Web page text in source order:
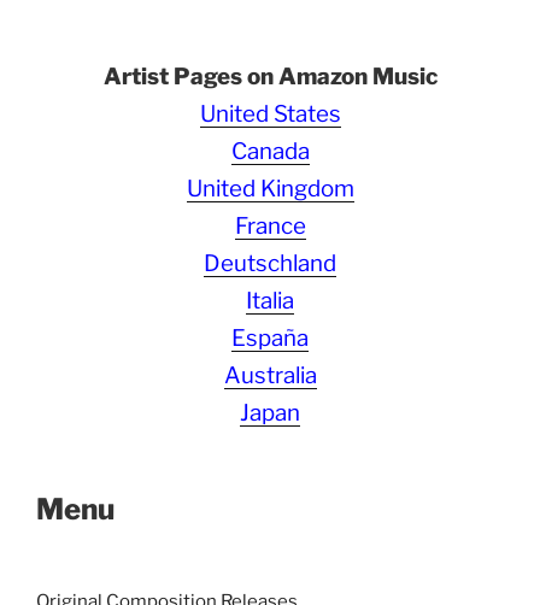
Artist Pages on Amazon Music
United States
Canada
United Kingdom
France
Deutschland
Italia
España
Australia
Japan
Menu